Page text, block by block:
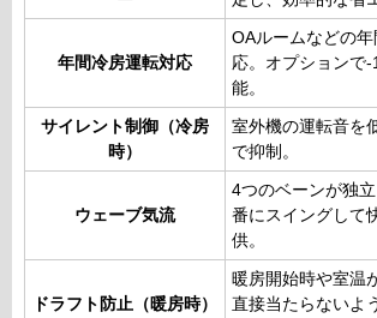
年間冷房運転対応
OAルームなどの
応。オプションで
能。
サイレント制御（冷房
時）
室外機の運転音を
で抑制。
ウェーブ気流
4つのベーンが独
番にスイングして
供。
ドラフト防止（暖房時）
暖房開始時や室温
直接当たらないよ